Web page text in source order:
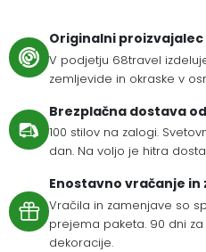
Originalni proizvajalec
V podjetju 68travel
zemljevide in okraske v
Brezplačna dostava
100 stilov na zalogi.
dan. Na voljo je hitra
Enostavno vračanje in
Vračila in zamenjave so
prejema paketa. 90 dni
dekoracije.